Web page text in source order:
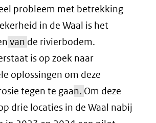
probleem met betrekking
in de Waal is het
van de rivierbodem.
is op zoek naar
oplossingen om deze
tegen te gaan. Om deze
drie locaties in de Waal nabij